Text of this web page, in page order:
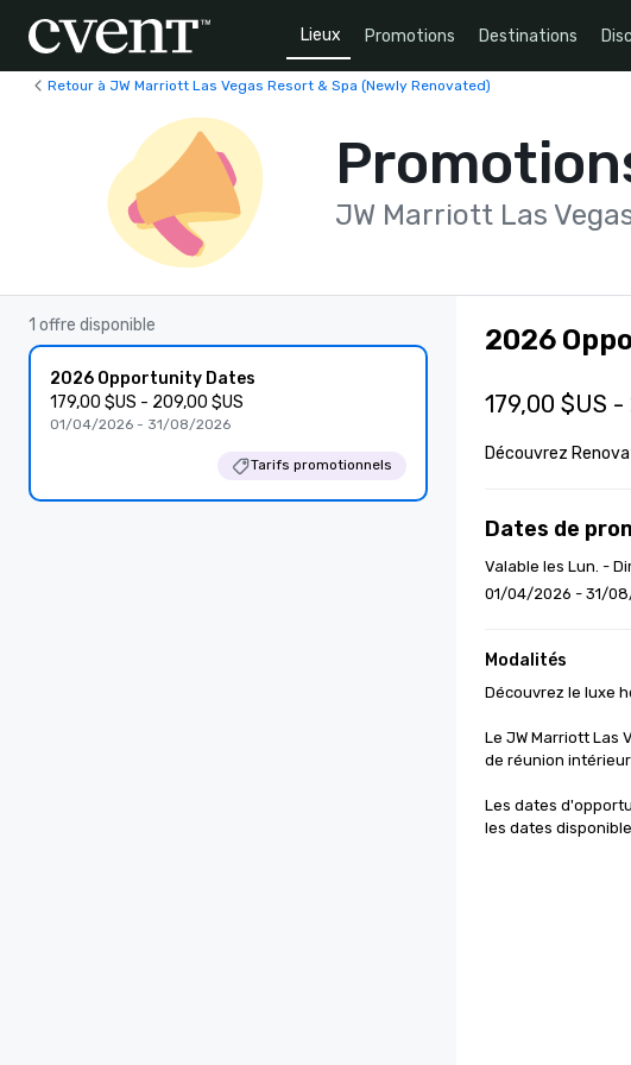
Lieux Promotions Destinations
Retour à JW Marriott Las Vegas Resort & Spa (Newly Renovated)
JW Marriott Las
1 offre disponible
2026 Opportunity Dates
179,00 $US - 209,00 $US
01/04/2026 - 31/08/2026
Tarifs promotionnels
2026
179,00 $US
Découvrez
Dates de
Valable les Lun. -
01/04/2026 - 31/
Modalités
Découvrez le luxe
Le JW Marriott Las
de réunion
Les dates
les dates